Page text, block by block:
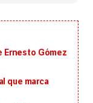
Ernesto Gómez
que marca